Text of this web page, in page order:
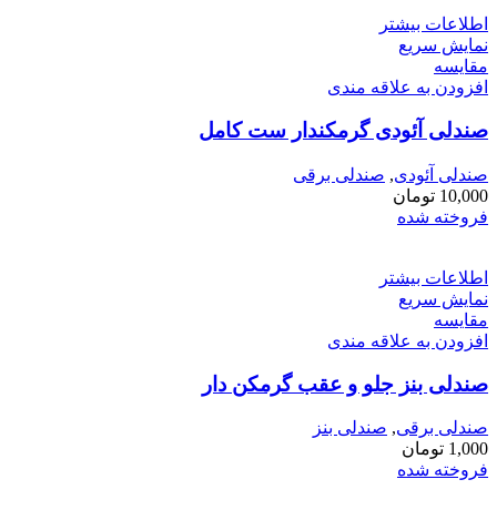
اطلاعات بیشتر
نمایش سریع
مقايسه
افزودن به علاقه مندی
صندلی آئودی گرمکندار ست کامل
صندلی آئودی, صندلی برقی
10,000 تومان
فروخته شده
اطلاعات بیشتر
نمایش سریع
مقايسه
افزودن به علاقه مندی
صندلی بنز جلو و عقب گرمکن دار
صندلی برقی, صندلی بنز
1,000 تومان
فروخته شده